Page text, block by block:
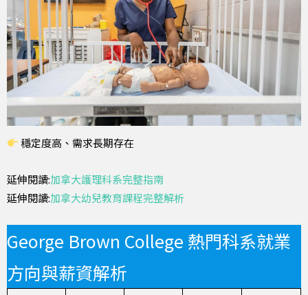
穩定度高、需求長期存在
延伸閱讀:加拿大護理科系完整指南
延伸閱讀:加拿大幼兒教育課程完整解析
George Brown College 熱門科系就業
方向與薪資解析